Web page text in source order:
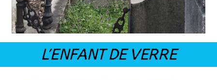
L’ENFANT DE VERRE